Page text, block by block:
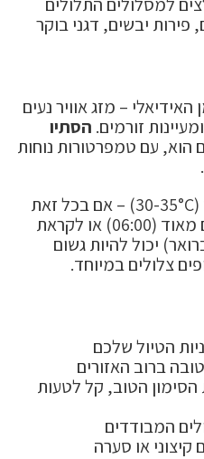
פירות יבשים, דגני בוקר
האידיאלי – מזג אוויר נעים
הסתיו
הוא, עם טמפרטורות נוחות
בקיץ (יוני-אוגוסט) חם מאוד (30-35°C) – אם בכל זאת
מטיילים, יש להתחיל מוקדם מאוד (06:00) או לקראת
יכול להיות גשום
צלולים במיוחד.
הטיול שלכם
ברוב האזורים
הסימון הטוב, קל לטעות
המבודדים
קיצוני או סערה